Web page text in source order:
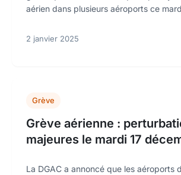
aérien dans plusieurs aéroports ce
2 janvier 2025
Grève
Grève aérienne :
majeures le mardi 17
La DGAC a annoncé que les aéroports